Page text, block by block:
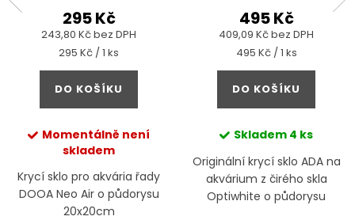
243,80 Kč bez DPH
295 Kč
Měrná
cena:
295 Kč / 1 ks
DO KOŠÍKU
Momentálně není
skladem
Krycí sklo pro akvária řady
DOOA Neo Air o půdorysu
20x20cm
409,09 Kč bez DPH
495 Kč
Měrná
cena:
495 Kč / 1 ks
DO KOŠÍKU
Skladem 4 ks
Originální krycí sklo ADA na
akvárium z čirého skla
Optiwhite o půdorysu